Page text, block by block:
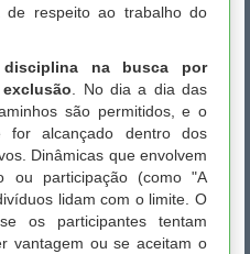
respeito ao trabalho do
disciplina na busca por
. No dia a dia das
são permitidos, e o
alcançado dentro dos
Dinâmicas que envolvem
ou participação (como "A
lidam com o limite. O
os participantes tentam
vantagem ou se aceitam o